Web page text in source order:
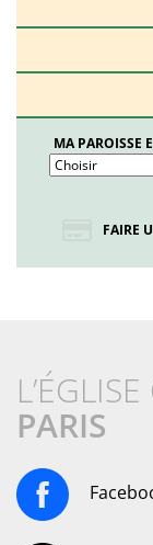
MA PAROISSE
FAIRE
L’ÉGLISE
PARIS